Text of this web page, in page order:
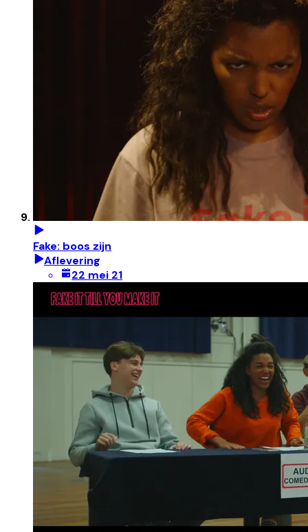
Fake: boos zijn
Aflevering
22 mei 21